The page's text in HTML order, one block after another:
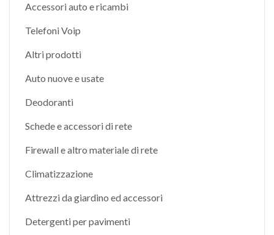
Accessori auto e ricambi
Telefoni Voip
Altri prodotti
Auto nuove e usate
Deodoranti
Schede e accessori di rete
Firewall e altro materiale di rete
Climatizzazione
Attrezzi da giardino ed accessori
Detergenti per pavimenti